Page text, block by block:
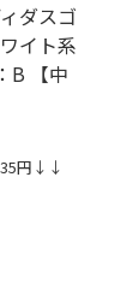
ダスゴ
イト系
B 【中
円↓↓